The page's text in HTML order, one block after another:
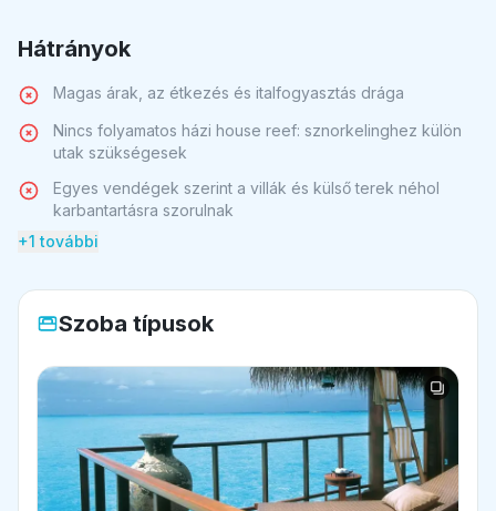
Hátrányok
Magas árak, az étkezés és italfogyasztás drága
Nincs folyamatos házi house reef: sznorkelinghez külön
utak szükségesek
Egyes vendégek szerint a villák és külső terek néhol
karbantartásra szorulnak
+1 további
Szoba típusok